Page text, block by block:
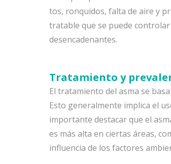
tos, ronquidos, falta de aire y
tratable que se puede
desencadenantes.
Tratamiento y
El tratamiento del asma se
Esto generalmente implica el
importante destacar que el
es más alta en ciertas áreas,
influencia de los factores